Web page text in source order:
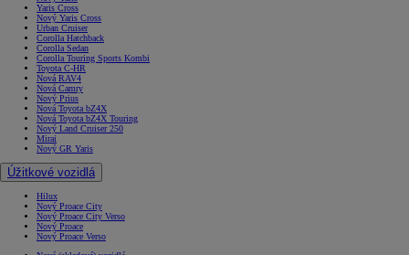
Yaris Cross
Nový Yaris Cross
Urban Cruiser
Corolla Hatchback
Corolla Sedan
Corolla Touring Sports Kombi
Toyota C-HR
Nová RAV4
Nová Camry
Nový Prius
Nová Toyota bZ4X
Nová Toyota bZ4X Touring
Nový Land Cruiser 250
Mirai
Nový GR Yaris
Úžitkové vozidlá
Hilux
Nový Proace City
Nový Proace City Verso
Nový Proace
Nový Proace Verso